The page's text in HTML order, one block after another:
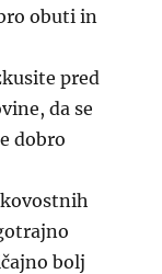
obuti in
pred
da se
dobro
bolj